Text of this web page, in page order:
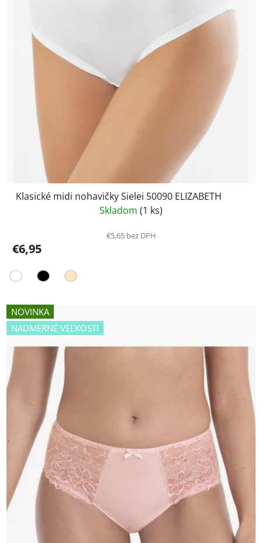
Klasické midi nohavičky Sielei 50090 ELIZABETH
Skladom (1 ks)
€5,65 bez DPH
€6,95
NOVINKA
NADMERNÉ VEĽKOSTI